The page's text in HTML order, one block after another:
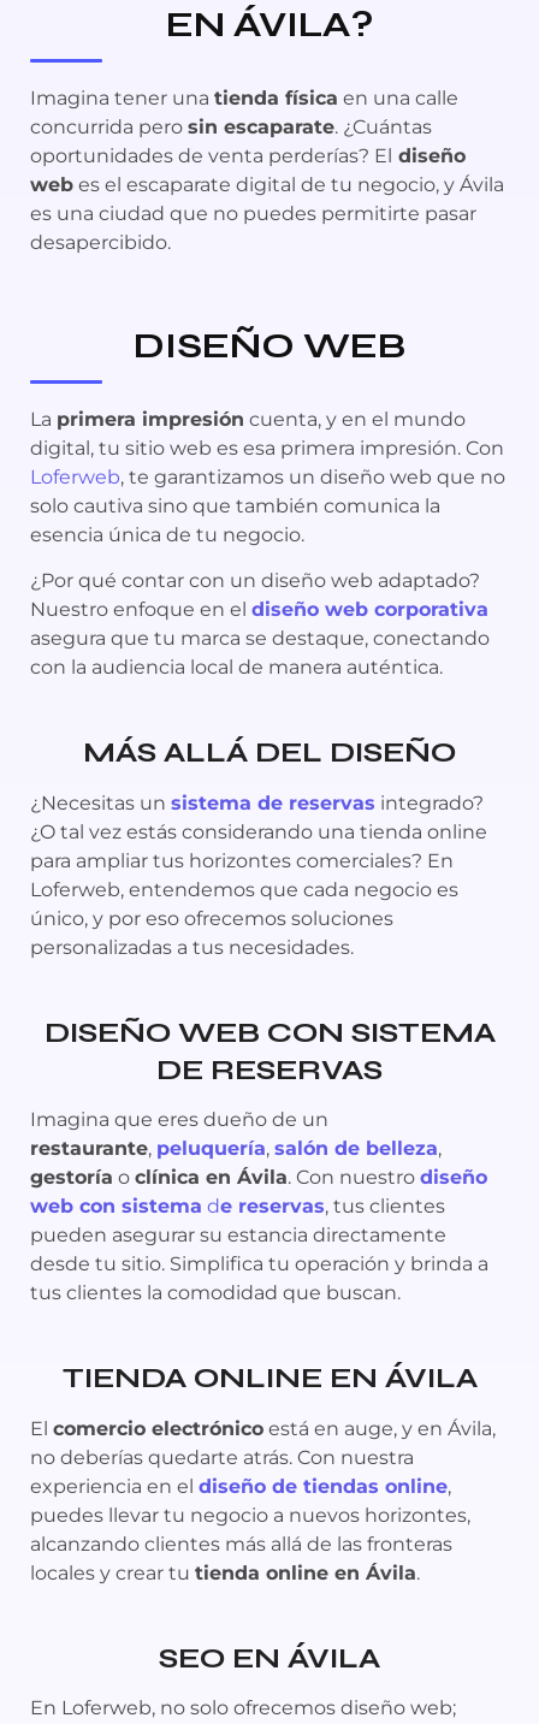
EN ÁVILA?
Imagina tener una tienda física en una calle
concurrida pero sin escaparate. ¿Cuántas
oportunidades de venta perderías? El diseño
web es el escaparate digital de tu negocio, y Ávila
es una ciudad que no puedes permitirte pasar
desapercibido.
DISEÑO WEB
La primera impresión cuenta, y en el mundo
digital, tu sitio web es esa primera impresión. Con
Loferweb, te garantizamos un diseño web que no
solo cautiva sino que también comunica la
esencia única de tu negocio.
¿Por qué contar con un diseño web adaptado?
Nuestro enfoque en el diseño web corporativa
asegura que tu marca se destaque, conectando
con la audiencia local de manera auténtica.
MÁS ALLÁ DEL DISEÑO
¿Necesitas un sistema de reservas integrado?
¿O tal vez estás considerando una tienda online
para ampliar tus horizontes comerciales? En
Loferweb, entendemos que cada negocio es
único, y por eso ofrecemos soluciones
personalizadas a tus necesidades.
DISEÑO WEB CON SISTEMA
DE RESERVAS
Imagina que eres dueño de un
restaurante, peluquería, salón de belleza,
gestoría o clínica en Ávila. Con nuestro diseño
web con sistema de reservas, tus clientes
pueden asegurar su estancia directamente
desde tu sitio. Simplifica tu operación y brinda a
tus clientes la comodidad que buscan.
TIENDA ONLINE EN ÁVILA
El comercio electrónico está en auge, y en Ávila,
no deberías quedarte atrás. Con nuestra
experiencia en el diseño de tiendas online,
puedes llevar tu negocio a nuevos horizontes,
alcanzando clientes más allá de las fronteras
locales y crear tu tienda online en Ávila.
SEO EN ÁVILA
En Loferweb, no solo ofrecemos diseño web;